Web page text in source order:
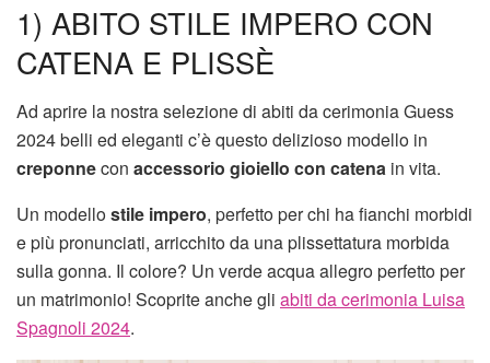
1) ABITO STILE IMPERO CON
CATENA E PLISSÈ
Ad aprire la nostra selezione di abiti da cerimonia Guess
2024 belli ed eleganti c’è questo delizioso modello in
creponnecon accessorio gioiello con catena in vita.
Un modellostile impero, perfetto per chi ha fianchi morbidi
e più pronunciati, arricchito da una plissettatura morbida
sulla gonna. Il colore? Un verde acqua allegro perfetto per
un matrimonio! Scoprite anche gli abiti da cerimonia Luisa
Spagnoli 2024.